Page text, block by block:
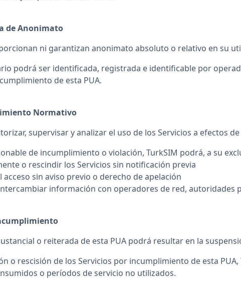
de Anonimato
ni garantizan anonimato absoluto o relativo en su
podrá ser identificada, registrada e identificable por
de esta PUA.
Normativo
supervisar y analizar el uso de los Servicios a efectos
de incumplimiento o violación, TurkSIM podrá, a su
o rescindir los Servicios sin notificación previa
sin aviso previo o derecho de apelación
información con operadores de red, autoridades
o reiterada de esta PUA podrá resultar en la
o rescisión de los Servicios por incumplimiento de esta
o períodos de servicio no utilizados.